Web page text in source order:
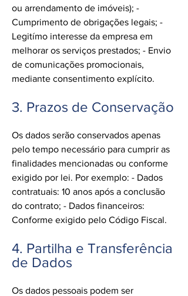
ou arrendamento de imóveis); -
Cumprimento de obrigações legais; -
Legitímo interesse da empresa em
melhorar os serviços prestados; - Envio
de comunicações promocionais,
mediante consentimento explícito.
3. Prazos de Conservação
Os dados serão conservados apenas
pelo tempo necessário para cumprir as
finalidades mencionadas ou conforme
exigido por lei. Por exemplo: - Dados
contratuais: 10 anos após a conclusão
do contrato; - Dados financeiros:
Conforme exigido pelo Código Fiscal.
4. Partilha e Transferência
de Dados
Os dados pessoais podem ser